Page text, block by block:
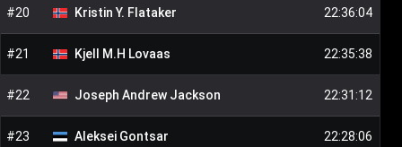
#20 Kristin Y. Flataker 22:36:04
#21 Kjell M.H Lovaas 22:35:38
#22 Joseph Andrew Jackson 22:31:12
#23 Aleksei Gontsar 22:28:06